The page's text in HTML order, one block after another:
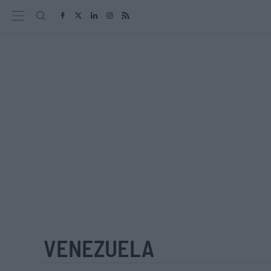
VENEZUELA